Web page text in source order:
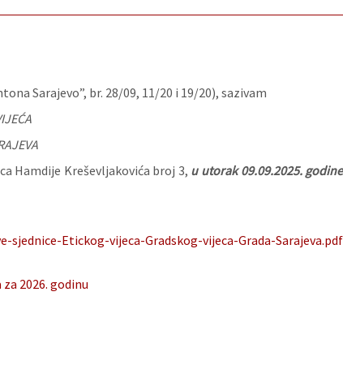
Sarajevo”, br. 28/09, 11/20 i 19/20), sazivam
Hamdije Kreševljakovića broj 3, u utorak 09.09.2025. godine
Etickog-vijeca-Gradskog-vijeca-Grada-Sarajeva.pdf
2026. godinu